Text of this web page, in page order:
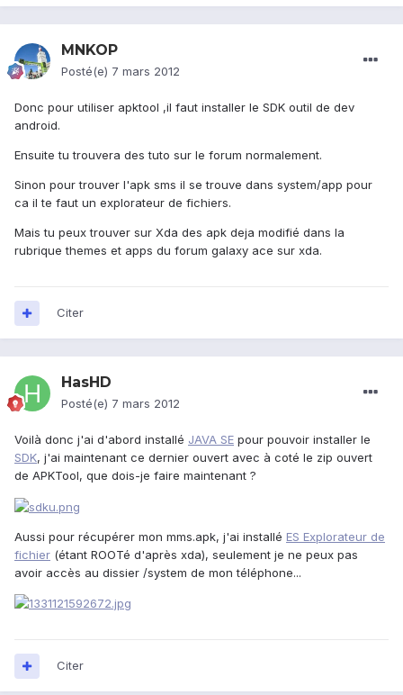
MNKOP
Posté(e) 7 mars 2012
Donc pour utiliser apktool ,il faut installer le SDK outil de dev
android.
Ensuite tu trouvera des tuto sur le forum normalement.
Sinon pour trouver l'apk sms il se trouve dans system/app pour
ca il te faut un explorateur de fichiers.
Mais tu peux trouver sur Xda des apk deja modifié dans la
rubrique themes et apps du forum galaxy ace sur xda.
Citer
HasHD
Posté(e) 7 mars 2012
Voilà donc j'ai d'abord installé JAVA SE pour pouvoir installer le
SDK, j'ai maintenant ce dernier ouvert avec à coté le zip ouvert
de APKTool, que dois-je faire maintenant ?
Aussi pour récupérer mon mms.apk, j'ai installé ES Explorateur de
fichier (étant ROOTé d'après xda), seulement je ne peux pas
avoir accès au dissier /system de mon téléphone...
Citer